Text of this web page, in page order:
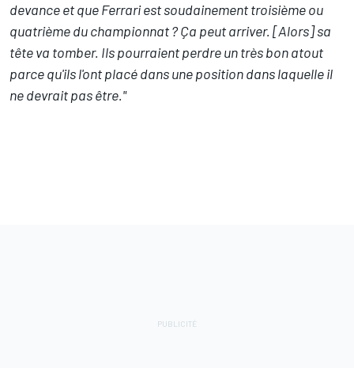
devance et que Ferrari est soudainement troisième ou
quatrième du championnat ? Ça peut arriver. [Alors] sa
tête va tomber. Ils pourraient perdre un très bon atout
parce qu'ils l'ont placé dans une position dans laquelle il
ne devrait pas être."